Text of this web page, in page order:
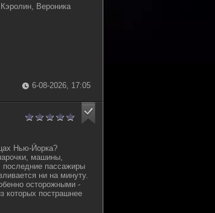
Вероника
6-08-2026, 17:05
Нью-Йорка?
машины,
последние пассажиры
ни на минуту.
осторожными -
которых пострашнее